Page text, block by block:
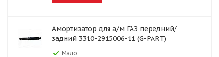
Амортизатор для а/м ГАЗ передний/
задний 3310-2915006-11 (G-PART)
Мало